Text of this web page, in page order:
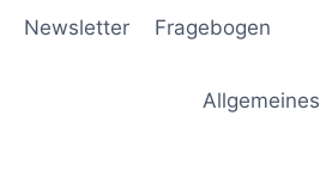
Newsletter Fragebogen
Allgemeines